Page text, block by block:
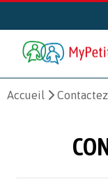
Accueil